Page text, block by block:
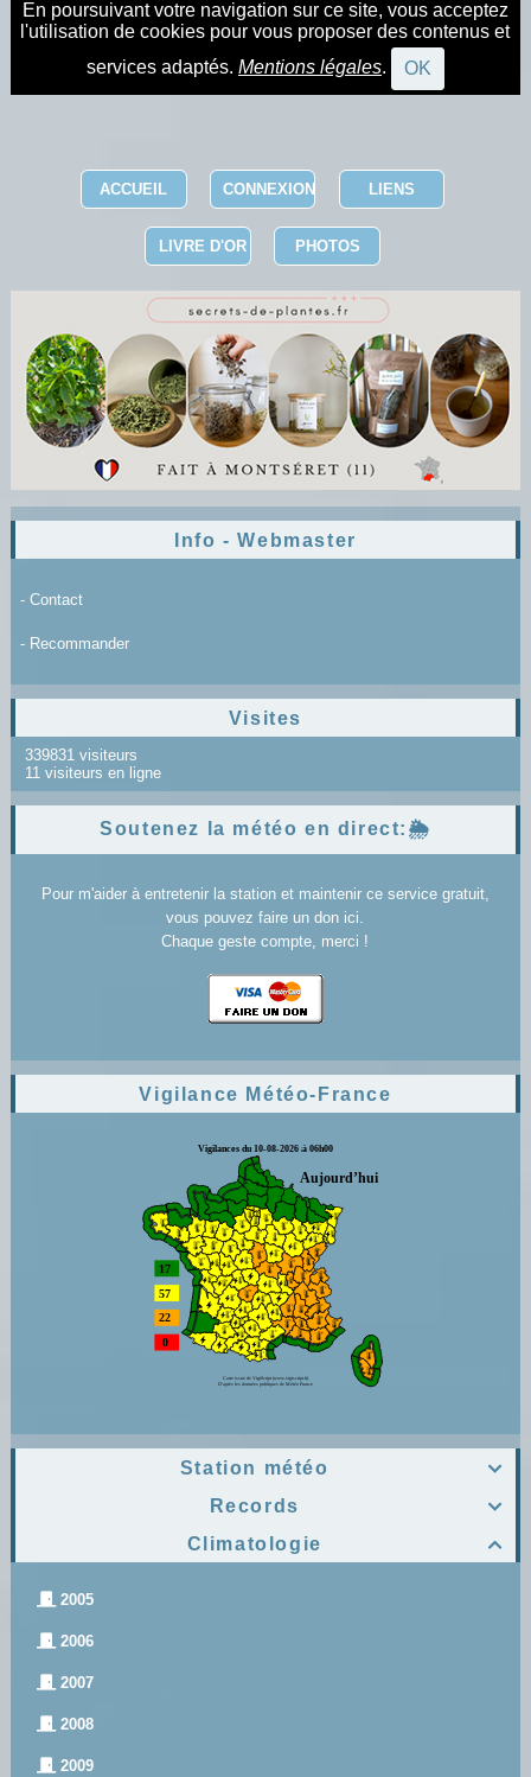
En poursuivant votre navigation sur ce site, vous acceptez
l'utilisation de cookies pour vous proposer des contenus et
services adaptés. Mentions légales. OK
ACCUEIL CONNEXION LIENS
LIVRE D'OR PHOTOS
Info - Webmaster
- Contact
- Recommander
Visites
339831 visiteurs
11 visiteurs en ligne
Soutenez la météo en direct:🌦️
Pour m'aider à entretenir la station et maintenir ce service gratuit,
vous pouvez faire un don ici.
Chaque geste compte, merci !
Vigilance Météo-France

Station météo

Records

Climatologie
2005
2006
2007
2008
2009